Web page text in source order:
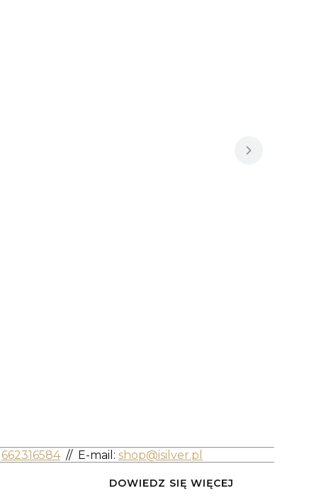
662316584 // E-mail: shop@isilver.pl
DOWIEDZ SIĘ WIĘCEJ